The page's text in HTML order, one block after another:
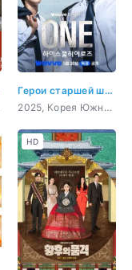
Герои старшей школы
2025, Корея Южная, боевик, молодость, драма
HD